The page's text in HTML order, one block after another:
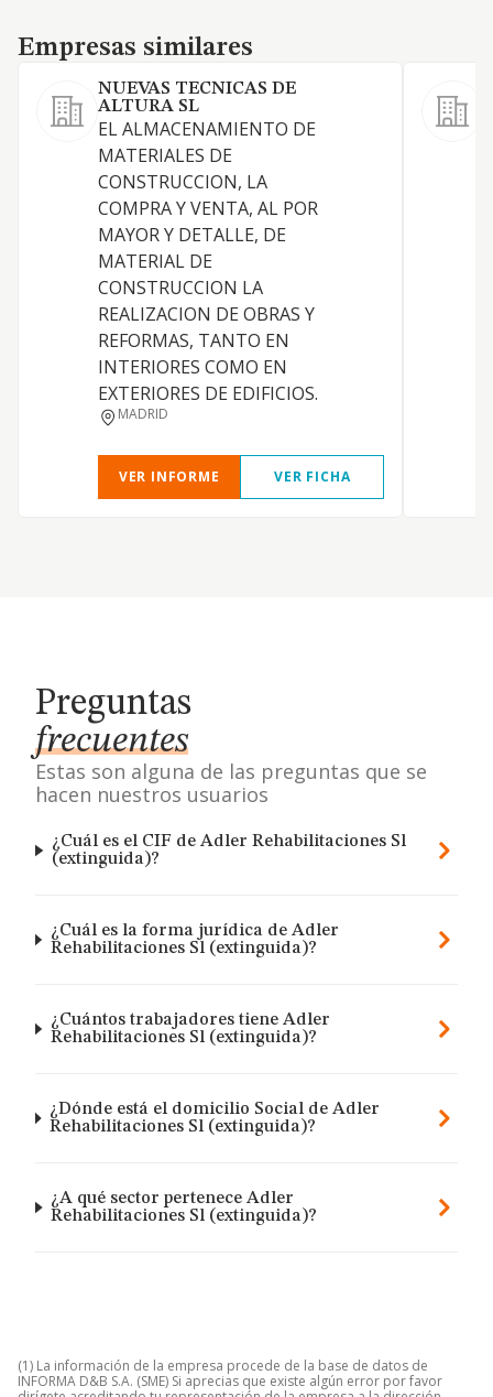
Empresas similares
Empresas similares
NUEVAS TECNICAS DE
ALTURA SL
EL ALMACENAMIENTO DE
MATERIALES DE
CONSTRUCCION, LA
COMPRA Y VENTA, AL POR
MAYOR Y DETALLE, DE
MATERIAL DE
CONSTRUCCION LA
REALIZACION DE OBRAS Y
REFORMAS, TANTO EN
INTERIORES COMO EN
EXTERIORES DE EDIFICIOS.
MADRID
VER INFORME VER FICHA
Preguntas
frecuentes
Estas son alguna de las preguntas que se
hacen nuestros usuarios
¿Cuál es el CIF de Adler Rehabilitaciones Sl
(extinguida)?
¿Cuál es la forma jurídica de Adler
Rehabilitaciones Sl (extinguida)?
¿Cuántos trabajadores tiene Adler
Rehabilitaciones Sl (extinguida)?
¿Dónde está el domicilio Social de Adler
Rehabilitaciones Sl (extinguida)?
¿A qué sector pertenece Adler
Rehabilitaciones Sl (extinguida)?
(1) La información de la empresa procede de la base de datos de
INFORMA D&B S.A. (SME) Si aprecias que existe algún error por favor